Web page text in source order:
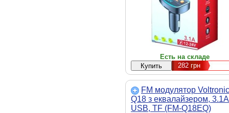
воспроизведения - Single,
Random, All, Дополнительные
характеристики - подсветка,
эквалайзер, USB зарядка,
черный
Есть на складе
282грн
FM модулятор Voltronic
Q18 з еквалайзером,
USB, TF (FM-Q18EQ)